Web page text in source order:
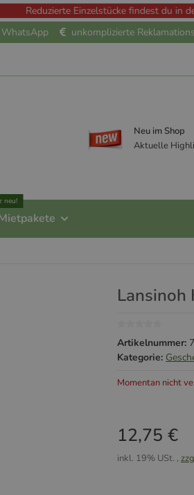
Einzelstücke findest du in der
WhatsApp unkomplizierte
Neu im Shop
Aktuelle
neu!
Lansinoh
Artikelnummer:
Kategorie:
Momentan nicht
12,75 €
inkl. 19% USt. ,